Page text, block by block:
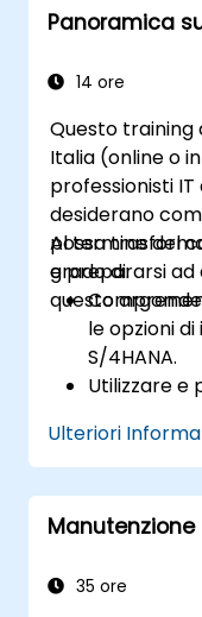
materiali e
creazione
entrata.
Analizzare i
applicazioni
Panoramica
14 ore
Questo training
Italia (online o
professionisti
desiderano
possa
e prepararsi
questo
Al termine del
grado di:
le opzioni
S/4HANA.
Utilizzare e
processi
del sistema.
future
Ulteriori
Manutenzione
35 ore